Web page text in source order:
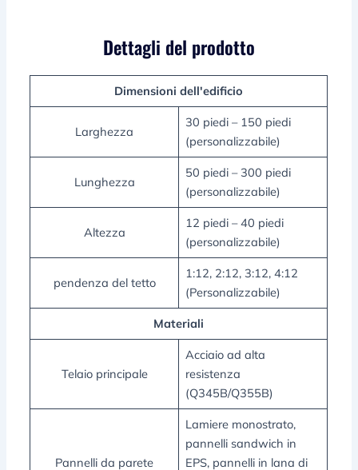
Dettagli del prodotto
Dimensioni dell'edificio
Larghezza
30 piedi – 150 piedi
(personalizzabile)
Lunghezza
50 piedi – 300 piedi
(personalizzabile)
Altezza
12 piedi – 40 piedi
(personalizzabile)
pendenza del tetto
1:12, 2:12, 3:12, 4:12
(Personalizzabile)
Materiali
Telaio principale
Acciaio ad alta
resistenza
(Q345B/Q355B)
Pannelli da parete
Lamiere monostrato,
pannelli sandwich in
EPS, pannelli in lana di